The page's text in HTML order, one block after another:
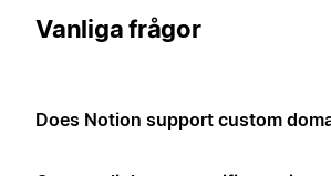
Vanliga frågor
Does Notion support custom